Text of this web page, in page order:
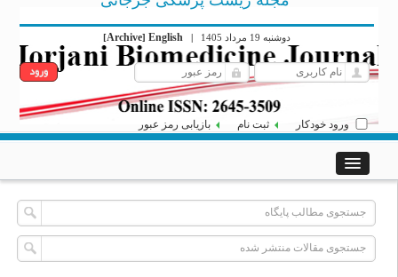
دوشنبه 19 مرداد 1405 |
English
[Archive]
ورود خودکار ثبت نام بازیابی رمز عبور